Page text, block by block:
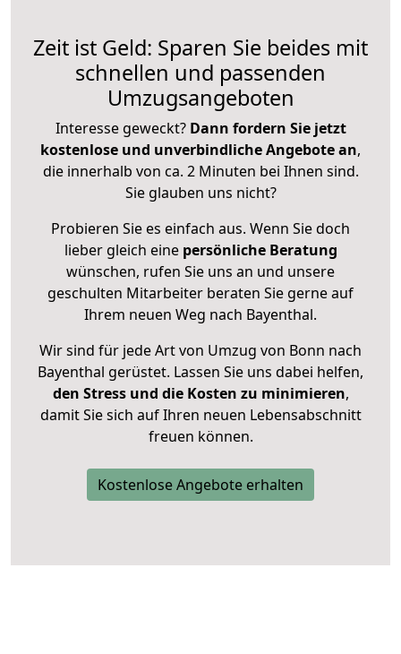
Zeit ist Geld: Sparen Sie beides mit
schnellen und passenden
Umzugsangeboten
Interesse geweckt? Dann fordern Sie jetzt
kostenlose und unverbindliche Angebote an,
die innerhalb von ca. 2 Minuten bei Ihnen sind.
Sie glauben uns nicht?
Probieren Sie es einfach aus. Wenn Sie doch
lieber gleich eine persönliche Beratung
wünschen, rufen Sie uns an und unsere
geschulten Mitarbeiter beraten Sie gerne auf
Ihrem neuen Weg nach Bayenthal.
Wir sind für jede Art von Umzug von Bonn nach
Bayenthal gerüstet. Lassen Sie uns dabei helfen,
den Stress und die Kosten zu minimieren,
damit Sie sich auf Ihren neuen Lebensabschnitt
freuen können.
Kostenlose Angebote erhalten